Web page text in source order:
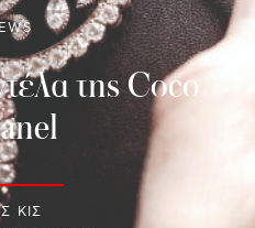
της Coco
ΚΙΣ